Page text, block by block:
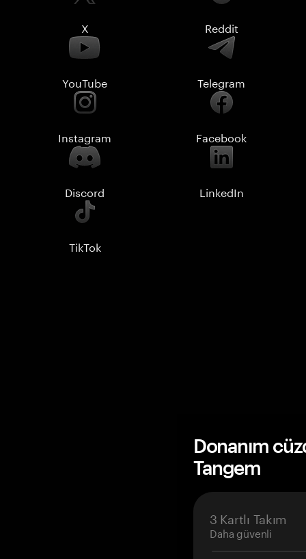
X Reddit
YouTube Telegram
Instagram Facebook
Discord LinkedIn
TikTok
Donanım
Tangem
3 Kartlı Takım
Daha güvenli